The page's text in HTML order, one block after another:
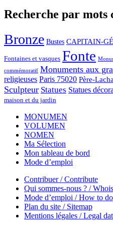
Recherche par mots
Bronze Bustes CAPITAIN-
Fontaines et vasques Fonte
commémoratif Monuments aux
religieuses Paris 75020 Père-
Sculpteur Statues Statues
maison et du jardin
MONUMEN
VOLUMEN
NOMEN
Ma Sélection
Mon tableau de bord
Mode d’emploi
Contribuer / Contribute
Qui sommes-nous ? /
Mode d’emploi / How to do
Plan du site / Sitemap
Mentions légales / Legal